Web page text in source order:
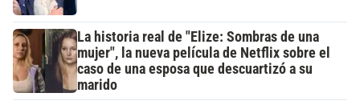
La historia real de "Elize: Sombras de una
mujer", la nueva película de Netflix sobre el
caso de una esposa que descuartizó a su
marido